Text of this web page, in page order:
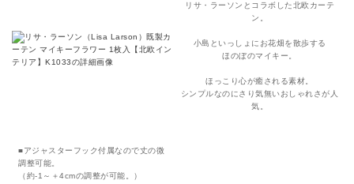
リサ・ラーソンとコラボした北欧カーテ
ン。
小島といっしょにお花畑を散歩する
ほのぼのマイキー。
ほっこり心が癒される素材。
シンプルなのにさり気無いおしゃれさが人
気。
■アジャスターフック付属なので丈の微
調整可能。
（約-1～＋4cmの調整が可能。）